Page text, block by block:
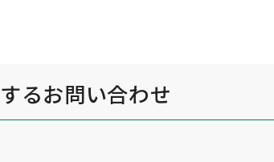
るお問い合わせ